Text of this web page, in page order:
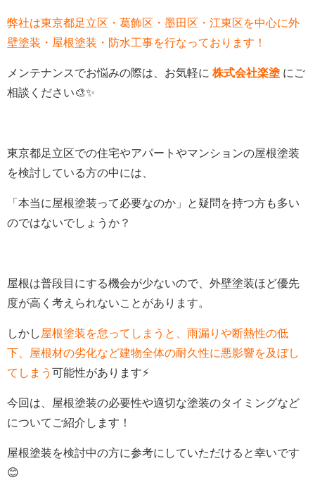
弊社は東京都足立区・葛飾区・墨田区・江東区を中心に外
壁塗装・屋根塗装・防水工事を行なっております！
メンテナンスでお悩みの際は、お気軽に 株式会社楽塗 にご
相談ください🎨✨
東京都足立区での住宅やアパートやマンションの屋根塗装
を検討している方の中には、
「本当に屋根塗装って必要なのか」と疑問を持つ方も多い
のではないでしょうか？
屋根は普段目にする機会が少ないので、外壁塗装ほど優先
度が高く考えられないことがあります。
しかし 屋根塗装を怠ってしまうと、雨漏りや断熱性の低
下、屋根材の劣化など建物全体の耐久性に悪影響を及ぼし
てしまう 可能性があります⚡️
今回は、屋根塗装の必要性や適切な塗装のタイミングなど
についてご紹介します！
屋根塗装を検討中の方に参考にしていただけると幸いです
😊